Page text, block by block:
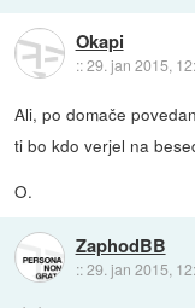
Okapi
::29. jan 2015,
Ali, po domače
ti bo kdo verjel na
O.
ZaphodBB
::29. jan 2015,